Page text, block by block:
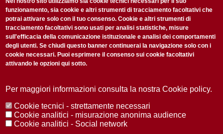
Accetto laPrivacy Policy
Redazione Copyright Privacy
Area stampa
© 2025 Università di Padova
funzionamento, sia cookie e altri strumenti di tracciamento facoltativi che
potrai attivare solo con il tuo consenso. Cookie e altri strumenti di
tracciamento facoltativi sono usati per analisi statistiche, misure
sull'efficacia della comunicazione istituzionale e analisi dei comportamenti
degli utenti. Se chiudi questo banner continuerai la navigazione solo con i
cookie necessari. Puoi esprimere il consenso sui cookie facoltativi
attivando le opzioni qui sotto.
Per maggiori informazioni consulta la nostra Cookie policy.
Cookie tecnici - strettamente necessari
Cookie analitici - misurazione anonima audience
Cookie analitici - Social network